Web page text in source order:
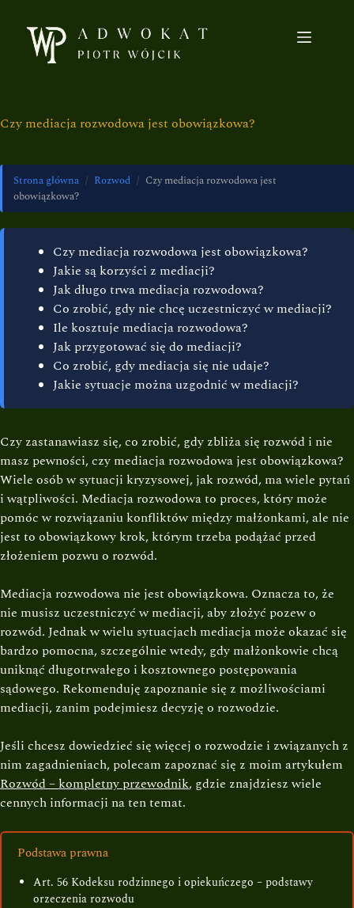
Czy mediacja rozwodowa jest obowiązkowa?
Strona główna / Rozwod / Czy mediacja rozwodowa jest
obowiązkowa?
Czy mediacja rozwodowa jest obowiązkowa?
Jakie są korzyści z mediacji?
Jak długo trwa mediacja rozwodowa?
Co zrobić, gdy nie chcę uczestniczyć w mediacji?
Ile kosztuje mediacja rozwodowa?
Jak przygotować się do mediacji?
Co zrobić, gdy mediacja się nie udaje?
Jakie sytuacje można uzgodnić w mediacji?
Czy zastanawiasz się, co zrobić, gdy zbliża się rozwód i nie
masz pewności, czy mediacja rozwodowa jest obowiązkowa?
Wiele osób w sytuacji kryzysowej, jak rozwód, ma wiele pytań
i wątpliwości. Mediacja rozwodowa to proces, który może
pomóc w rozwiązaniu konfliktów między małżonkami, ale nie
jest to obowiązkowy krok, którym trzeba podążać przed
złożeniem pozwu o rozwód.
Mediacja rozwodowa nie jest obowiązkowa. Oznacza to, że
nie musisz uczestniczyć w mediacji, aby złożyć pozew o
rozwód. Jednak w wielu sytuacjach mediacja może okazać się
bardzo pomocna, szczególnie wtedy, gdy małżonkowie chcą
uniknąć długotrwałego i kosztownego postępowania
sądowego. Rekomenduję zapoznanie się z możliwościami
mediacji, zanim podejmiesz decyzję o rozwodzie.
Jeśli chcesz dowiedzieć się więcej o rozwodzie i związanych z
nim zagadnieniach, polecam zapoznać się z moim artykułem
Rozwód – kompletny przewodnik, gdzie znajdziesz wiele
cennych informacji na ten temat.
Podstawa prawna
Art. 56 Kodeksu rodzinnego i opiekuńczego – podstawy
orzeczenia rozwodu